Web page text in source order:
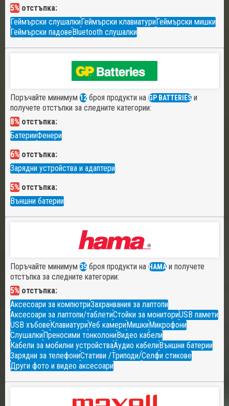
5% отстъпка:
Геймърски слушалкиГеймърски клавиатуриГеймърски мишки
Геймърски падовеBluetooth слушалки
Поръчайте минимум 12 броя продукти на GP BATTERIES и
получете отстъпки за следните категории:
8% отстъпка:
БатерииФенери
6% отстъпка:
Зарядни устройства и адаптери
5% отстъпка:
Външни батерии
Поръчайте минимум 35 броя продукти на HAMA и получете
отстъпка за следните категории:
5% отстъпка:
Аксесоари за компютриЗахранвания за лаптопи
Аксесоари за лаптопи/таблетиСтойки за мониториUSB памети
USB хъбовеКлавиатуриУеб камериМишкиМикрофони
СлушалкиПреносими тонколониВидео кабели
Кабели за мобилни устройстваАудио кабелиВъншни батерии
Зарядни за телефониСтативи /Триподи/Селфи стикове
Други фото и видео аксесоари